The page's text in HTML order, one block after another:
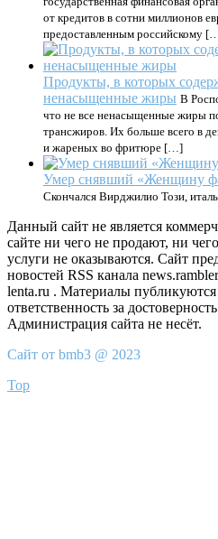
от кредитов в сотни миллионов
предоставленным российскому
Продукты, в которых
ненасыщенные жиры В
что не все ненасыщенные жиры
трансжиров. Их больше всего в
и жареных во фритюре […]
Умер снявший «Женщину
Скончался Вирджилио Този,
Данный сайт не является
сайте ни чего не продают, ни
услуги не оказываются. Сайт
новостей RSS канала
lenta.ru . Материалы публикуются
ответственность за
Администрация сайта не несёт.
Сайт от bmb3 @ 2023
Top